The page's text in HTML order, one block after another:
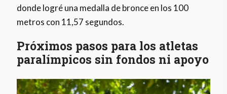
donde logré una medalla de bronce en los 100
metros con 11,57 segundos.
Próximos pasos para los atletas
paralímpicos sin fondos ni apoyo